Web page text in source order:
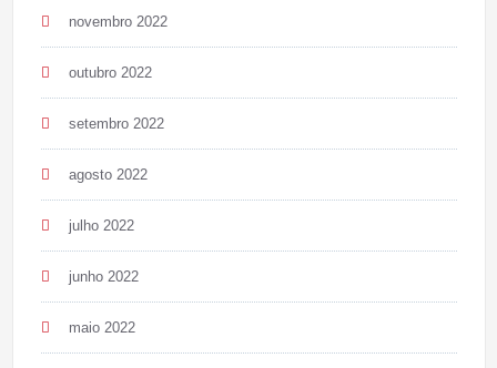
novembro 2022
outubro 2022
setembro 2022
agosto 2022
julho 2022
junho 2022
maio 2022